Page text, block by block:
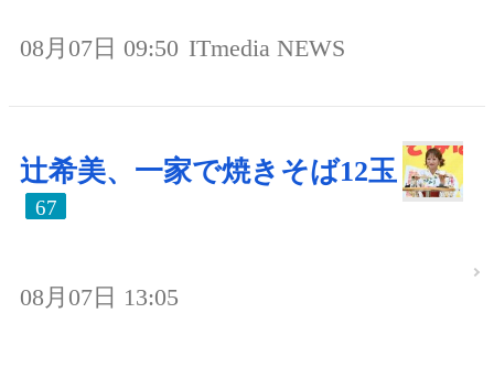
08月07日 09:50 ITmedia NEWS
辻希美、一家で焼きそば12玉
67
08月07日 13:05